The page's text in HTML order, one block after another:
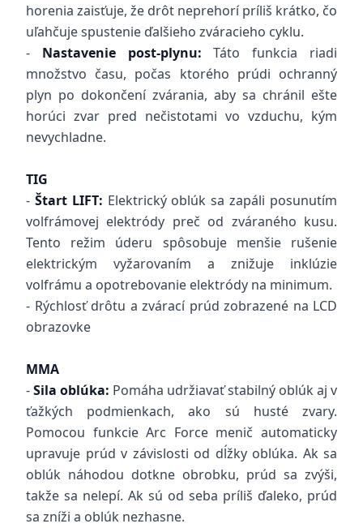
horenia zaisťuje, že drôt neprehorí príliš krátko, čo
uľahčuje spustenie ďalšieho zváracieho cyklu.
- Nastavenie post-plynu: Táto funkcia riadi
množstvo času, počas ktorého prúdi ochranný
plyn po dokončení zvárania, aby sa chránil ešte
horúci zvar pred nečistotami vo vzduchu, kým
nevychladne.
TIG
- Štart LIFT: Elektrický oblúk sa zapáli posunutím
volfrámovej elektródy preč od zváraného kusu.
Tento režim úderu spôsobuje menšie rušenie
elektrickým vyžarovaním a znižuje inklúzie
volfrámu a opotrebovanie elektródy na minimum.
- Rýchlosť drôtu a zvárací prúd zobrazené na LCD
obrazovke
MMA
-Sila oblúka: Pomáha udržiavať stabilný oblúk aj v
ťažkých podmienkach, ako sú husté zvary.
Pomocou funkcie Arc Force menič automaticky
upravuje prúd v závislosti od dĺžky oblúka. Ak sa
oblúk náhodou dotkne obrobku, prúd sa zvýši,
takže sa nelepí. Ak sú od seba príliš ďaleko, prúd
sa zníži a oblúk nezhasne.